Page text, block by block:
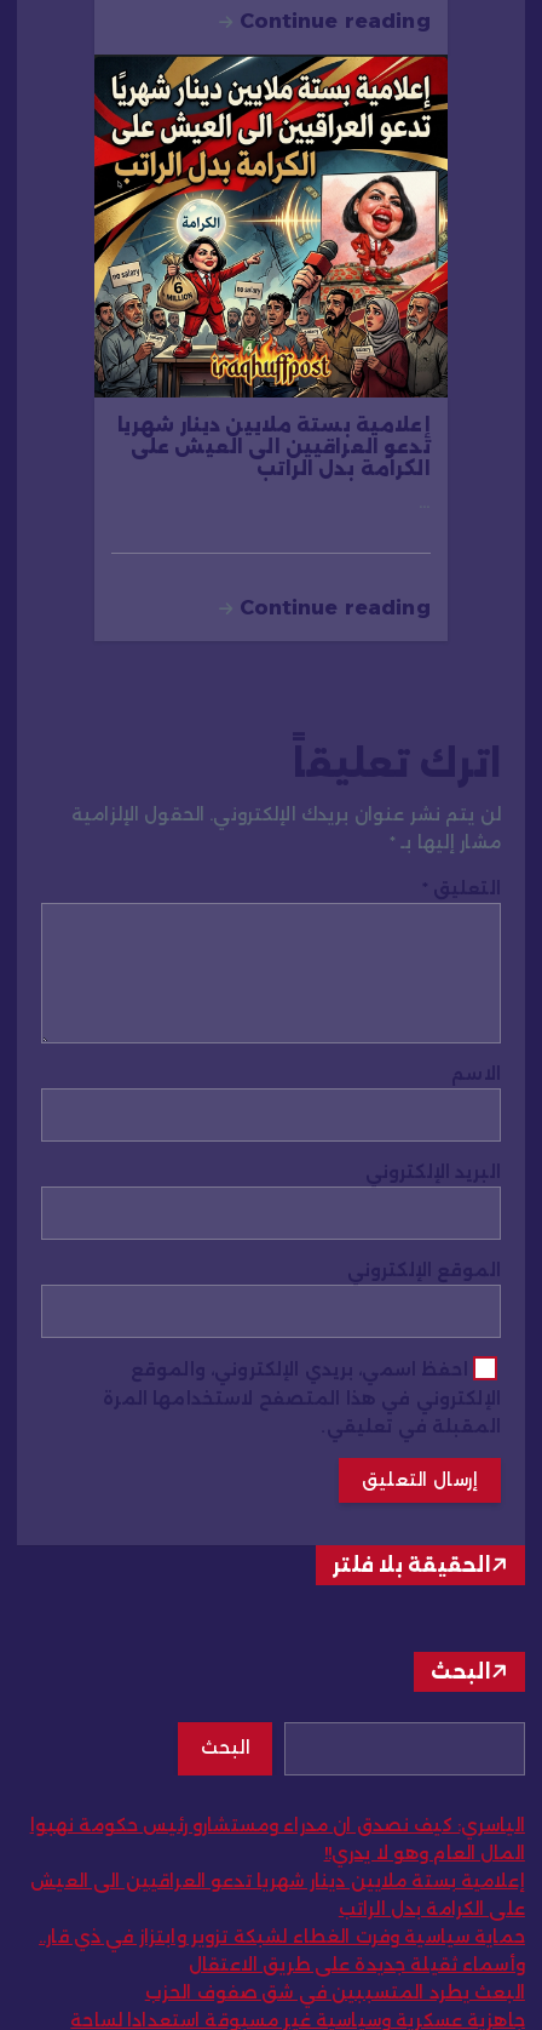
Continue reading
إعلامية بستة ملايين دينار شهريا
تدعو العراقيين الى العيش على
الكرامة بدل الراتب
Continue reading
لن يتم نشر عنوان بريدك الإلكتروني.
الحقول الإلزامية
مشار إليها بـ *
الحقيقة بلا فلتر
البحث
البحث
الياسري: كيف نصدق ان مدراء ومستشارو رئيس حكومة نهبوا
المال العام وهو لا يدري!!
إعلامية بستة ملايين دينار شهريا تدعو العراقيين الى العيش
على الكرامة بدل الراتب
حماية سياسية وفرت الغطاء لشبكة تزوير وابتزاز في ذي قار..
وأسماء ثقيلة جديدة على طريق الاعتقال
البعث يطرد المتسببين في شق صفوف الحزب
جاهزية عسكرية وسياسية غير مسبوقة استعدادا لساحة